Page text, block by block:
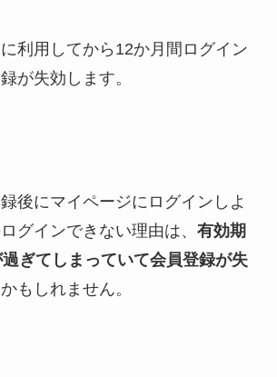
利用してから12か月間ログイン
が失効します。
後にマイページにログインしよ
グインできない理由は、 有効期
ぎてしまっていて会員登録が失
もしれません。